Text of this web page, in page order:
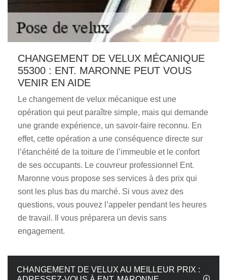
CHANGEMENT DE VELUX MÉCANIQUE
55300 : ENT. MARONNE PEUT VOUS
VENIR EN AIDE
Le changement de velux mécanique est une
opération qui peut paraître simple, mais qui demande
une grande expérience, un savoir-faire reconnu. En
effet, cette opération a une conséquence directe sur
l’étanchéité de la toiture de l’immeuble et le confort
de ses occupants. Le couvreur professionnel Ent.
Maronne vous propose ses services à des prix qui
sont les plus bas du marché. Si vous avez des
questions, vous pouvez l’appeler pendant les heures
de travail. Il vous préparera un devis sans
engagement.
CHANGEMENT DE VELUX AU MEILLEUR PRIX :